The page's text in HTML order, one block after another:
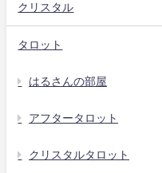
クリスタル
タロット
はるさんの部屋
アフタータロット
クリスタルタロット